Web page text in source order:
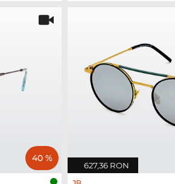
40 %
627,36 RON